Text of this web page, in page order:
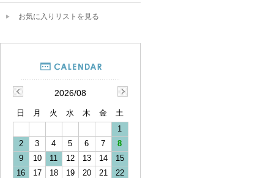
お気に入りリストを見る
2026/08
日 月 火 水 木 金
土
1
2
3 4 5 6 7
8
9
10 11 12 13 14
15
16
17 18 19 20 21
22